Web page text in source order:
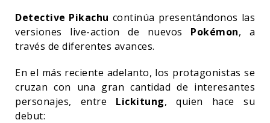
Detective Pikachu continúa presentándonos las
versiones live-action de nuevos Pokémon, a
través de diferentes avances.
En el más reciente adelanto, los protagonistas se
cruzan con una gran cantidad de interesantes
personajes, entre Lickitung, quien hace su
debut: